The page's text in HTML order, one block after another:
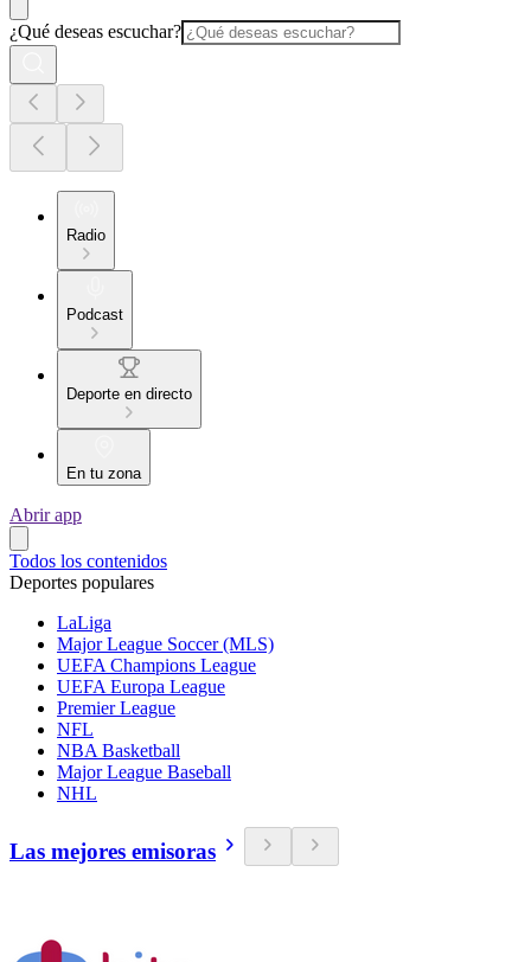
¿Qué deseas escuchar?
Radio
Podcast
Deporte en directo
En tu zona
Abrir app
Todos los contenidos
Deportes populares
LaLiga
Major League Soccer (MLS)
UEFA Champions League
UEFA Europa League
Premier League
NFL
NBA Basketball
Major League Baseball
NHL
Las mejores emisoras